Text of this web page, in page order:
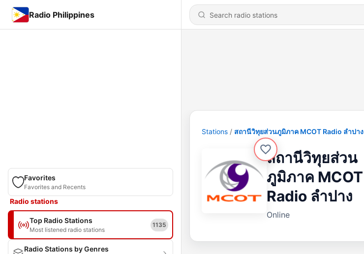
Radio Philippines
Favorites
Favorites and Recents
Radio stations
Top Radio Stations
Most listened radio stations
1135
Radio Stations by Genres
Stations สถานีวิทุยส่วนภูมิภาค MCOT Radio ลำปาง
สถานีวิทุยส่วน
ภูมิภาค MCOT
Radio ลำปาง
Online